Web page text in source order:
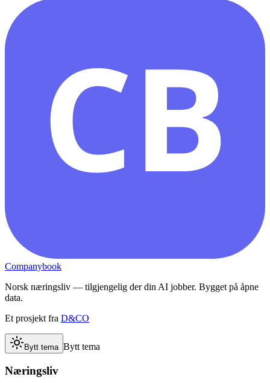
CB
Companybook
Norsk næringsliv — tilgjengelig der din AI jobber. Bygget på åpne
data.
Et prosjekt fra D&CO
Bytt tema Bytt tema
Næringsliv